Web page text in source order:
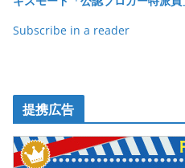
k
Subscribe in a reader
提携広告